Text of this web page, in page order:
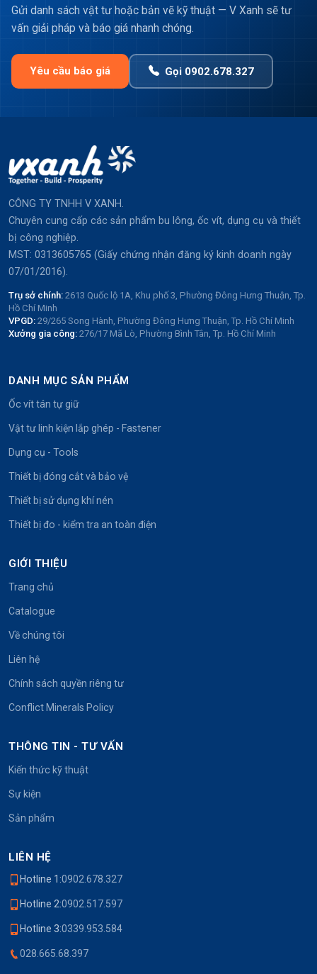
Gửi danh sách vật tư hoặc bản vẽ kỹ thuật — V Xanh sẽ tư
vấn giải pháp và báo giá nhanh chóng.
Yêu cầu báo giá Gọi 0902.678.327
CÔNG TY TNHH V XANH.
Chuyên cung cấp các sản phẩm bu lông, ốc vít, dụng cụ và thiết
bị công nghiệp.
MST: 0313605765 (Giấy chứng nhận đăng ký kinh doanh ngày
07/01/2016).
Trụ sở chính: 2613 Quốc lộ 1A, Khu phố 3, Phường Đông Hưng Thuận, Tp.
Hồ Chí Minh
VPGD: 29/265 Song Hành, Phường Đông Hưng Thuận, Tp. Hồ Chí Minh
Xưởng gia công: 276/17 Mã Lò, Phường Bình Tân, Tp. Hồ Chí Minh
DANH MỤC SẢN PHẨM
Ốc vít tán tự giữ
Vật tư linh kiện lắp ghép - Fastener
Dụng cụ - Tools
Thiết bị đóng cắt và bảo vệ
Thiết bị sử dụng khí nén
Thiết bị đo - kiểm tra an toàn điện
GIỚI THIỆU
Trang chủ
Catalogue
Về chúng tôi
Liên hệ
Chính sách quyền riêng tư
Conflict Minerals Policy
THÔNG TIN - TƯ VẤN
Kiến thức kỹ thuật
Sự kiện
Sản phẩm
LIÊN HỆ
Hotline 1:0902.678.327
Hotline 2:0902.517.597
Hotline 3:0339.953.584
028.665.68.397